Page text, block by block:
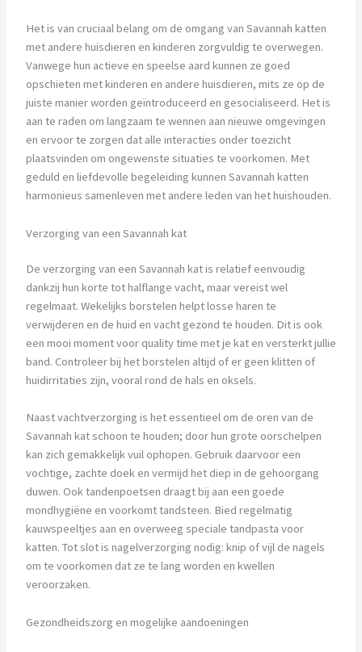
Het is van cruciaal belang om de omgang van Savannah katten
met andere huisdieren en kinderen zorgvuldig te overwegen.
Vanwege hun actieve en speelse aard kunnen ze goed
opschieten met kinderen en andere huisdieren, mits ze op de
juiste manier worden geïntroduceerd en gesocialiseerd. Het is
aan te raden om langzaam te wennen aan nieuwe omgevingen
en ervoor te zorgen dat alle interacties onder toezicht
plaatsvinden om ongewenste situaties te voorkomen. Met
geduld en liefdevolle begeleiding kunnen Savannah katten
harmonieus samenleven met andere leden van het huishouden.
Verzorging van een Savannah kat
De verzorging van een Savannah kat is relatief eenvoudig
dankzij hun korte tot halflange vacht, maar vereist wel
regelmaat. Wekelijks borstelen helpt losse haren te
verwijderen en de huid en vacht gezond te houden. Dit is ook
een mooi moment voor quality time met je kat en versterkt jullie
band. Controleer bij het borstelen altijd of er geen klitten of
huidirritaties zijn, vooral rond de hals en oksels.
Naast vachtverzorging is het essentieel om de oren van de
Savannah kat schoon te houden; door hun grote oorschelpen
kan zich gemakkelijk vuil ophopen. Gebruik daarvoor een
vochtige, zachte doek en vermijd het diep in de gehoorgang
duwen. Ook tandenpoetsen draagt bij aan een goede
mondhygiëne en voorkomt tandsteen. Bied regelmatig
kauwspeeltjes aan en overweeg speciale tandpasta voor
katten. Tot slot is nagelverzorging nodig: knip of vijl de nagels
om te voorkomen dat ze te lang worden en kwellen
veroorzaken.
Gezondheidszorg en mogelijke aandoeningen